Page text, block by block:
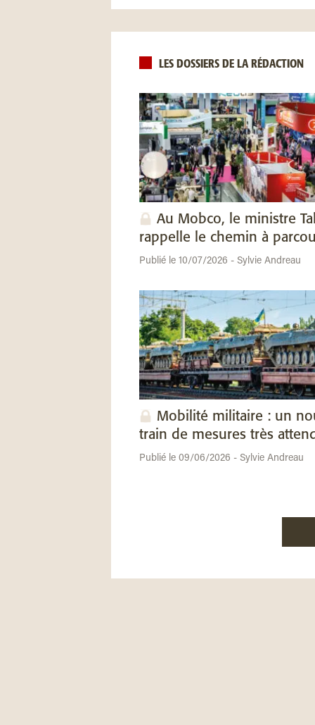
LES DOSSIERS DE LA RÉDACTION
Au Mobco, le ministre
rappelle le chemin à
Publié le 10/07/2026 - Sylvie Andreau
Mobilité militaire : un
train de mesures très
Publié le 09/06/2026 - Sylvie Andreau